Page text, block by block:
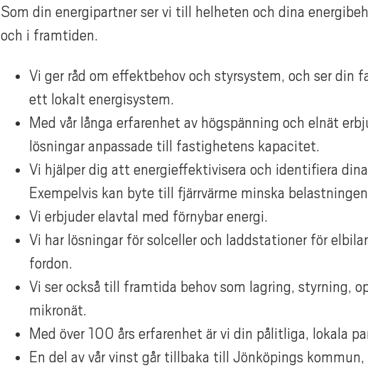
Som din energipartner ser vi till helheten och dina
och i framtiden.
Vi ger råd om effektbehov och styrsystem, och ser din
ett lokalt energisystem.
Med vår långa erfarenhet av högspänning och elnät
lösningar anpassade till fastighetens kapacitet.
Vi hjälper dig att energieffektivisera och identifiera
Exempelvis kan byte till fjärrvärme minska
Vi erbjuder elavtal med förnybar energi.
Vi har lösningar för solceller och laddstationer för
fordon.
Vi ser också till framtida behov som lagring, styrning,
mikronät.
Med över 100 års erfarenhet är vi din pålitliga, lokala
En del av vår vinst går tillbaka till Jönköpings kommun,